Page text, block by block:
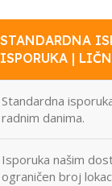
STANDARDNA
ISPORUKA |
Standardna
radnim danima.
Isporuka našim
ograničen broj